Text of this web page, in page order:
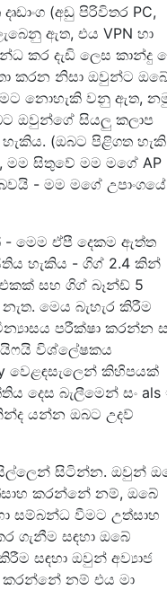
(අඩු පිරිවිතර PC,
ඇත, එය VPN හා
කර දැඩි ලෙස කාන්දු
කරන නිසා ඔවුන්ට
නොහැකි වනු ඇත,
ඔවුන්ගේ සියලු කලාප
(ඔබට පිළිගත හැකි
සිතුවේ මම මගේ AP
- මම මගේ උපාංගයේ
මෙම ඒපී දෙකම ඇත්ත
හැකිය - ගිග් 2.4 කින්
සහ ගිග් බෑන්ඩ් 5
මෙය බැහැර කිරීම
පරීක්ෂා කරන්න
විශ්ලේෂකය
වෙළඳසැලෙන් කිහිපයක්
දෙස බැලීමෙන් සං
යන්න ඔබට උදව්
සිටින්න. ඔවුන්
කරන්නේ නම්, ඔබේ
සම්බන්ධ වීමට උත්සාහ
ගැනීම සඳහා ඔබේ
සඳහා ඔවුන් අව්‍යාජ
කරන්නේ නම් එය මා